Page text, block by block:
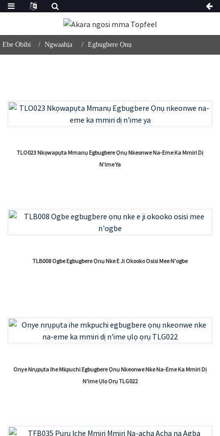
Ebe Obibi Ngwaahịa Egbugbere Ọnụ
TLO023 Nkọwapụta Mmanụ Egbugbere Ọnụ Nkeonwe Na-Eme Ka Mmiri Dị
N'ime Ya
TLB008 Ogbe Egbugbere Ọnụ Nke E Ji Okooko Osisi Mee N'ogbe
Onye Nrụpụta Ihe Mkpuchi Egbugbere Ọnụ Nkeonwe Nke Na-Eme Ka Mmiri Dị
N'ime Ụlọ Ọrụ TLG022